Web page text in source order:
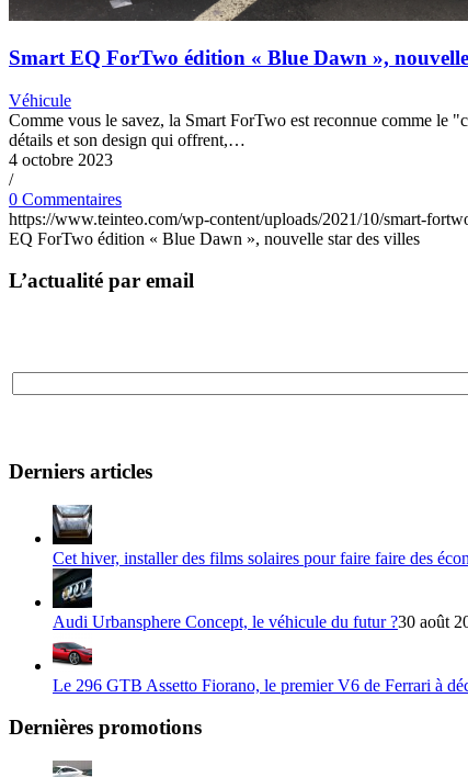
Smart EQ ForTwo édition « Blue Dawn »,
Véhicule
Comme vous le savez, la Smart ForTwo est reconnue comme le
détails et son design qui offrent,…
4 octobre 2023
/
0 Commentaires
https://www.teinteo.com/wp-content/uploads/2021/10/smart-
EQ ForTwo édition « Blue Dawn », nouvelle star des villes
L’actualité par email
Derniers articles
Cet hiver, installer des films solaires pour faire faire des
Audi Urbansphere Concept, le véhicule du futur ?30 août
Le 296 GTB Assetto Fiorano, le premier V6 de Ferrari à
Dernières promotions